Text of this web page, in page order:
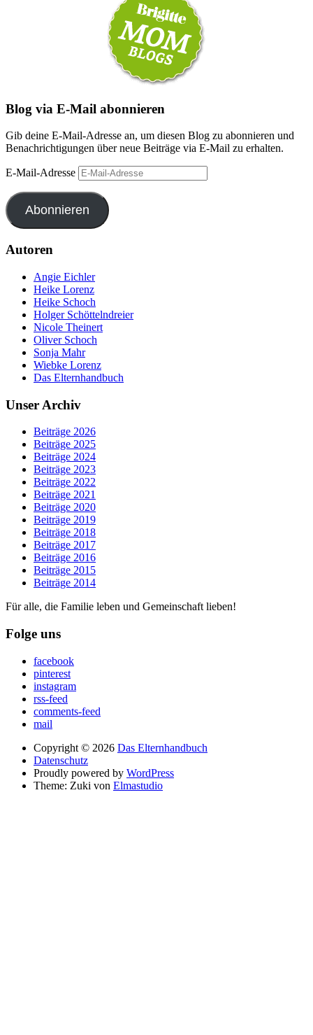
Blog via E-Mail abonnieren
Gib deine E-Mail-Adresse an, um diesen Blog zu abonnieren und
Benachrichtigungen über neue Beiträge via E-Mail zu erhalten.
E-Mail-Adresse
Abonnieren
Autoren
Angie Eichler
Heike Lorenz
Heike Schoch
Holger Schöttelndreier
Nicole Theinert
Oliver Schoch
Sonja Mahr
Wiebke Lorenz
Das Elternhandbuch
Unser Archiv
Beiträge 2026
Beiträge 2025
Beiträge 2024
Beiträge 2023
Beiträge 2022
Beiträge 2021
Beiträge 2020
Beiträge 2019
Beiträge 2018
Beiträge 2017
Beiträge 2016
Beiträge 2015
Beiträge 2014
Für alle, die Familie leben und Gemeinschaft lieben!
Folge uns
facebook
pinterest
instagram
rss-feed
comments-feed
mail
Copyright © 2026 Das Elternhandbuch
Datenschutz
Proudly powered by WordPress
Theme: Zuki von Elmastudio